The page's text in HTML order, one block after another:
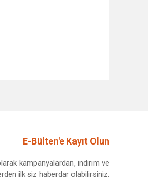
E-Bülten'e Kayıt Olun
kampanyalardan, indirim ve
ilk siz haberdar olabilirsiniz.